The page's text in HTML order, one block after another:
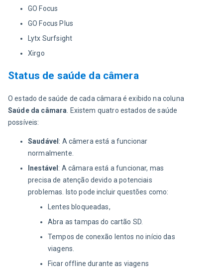
GO Focus
GO Focus Plus
Lytx Surfsight
Xirgo
Status de saúde da câmera
O estado de saúde de cada câmara é exibido na coluna
Saúde da câmara . Existem quatro estados de saúde
possíveis:
Saudável : A câmera está a funcionar
normalmente.
Inestável : A câmara está a funcionar, mas
precisa de atenção devido a potenciais
problemas. Isto pode incluir questões como:
Lentes bloqueadas,
Abra as tampas do cartão SD.
Tempos de conexão lentos no início das
viagens.
Ficar offline durante as viagens